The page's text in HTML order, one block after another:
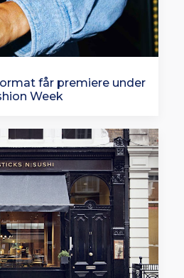
får premiere under
Week